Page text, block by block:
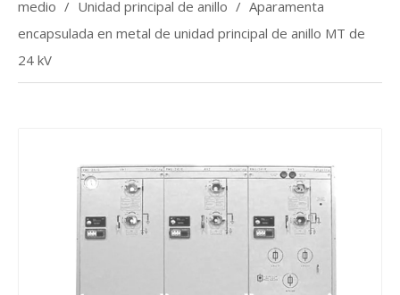
medio / Unidad principal de anillo / Aparamenta
encapsulada en metal de unidad principal de anillo MT de
24 kV